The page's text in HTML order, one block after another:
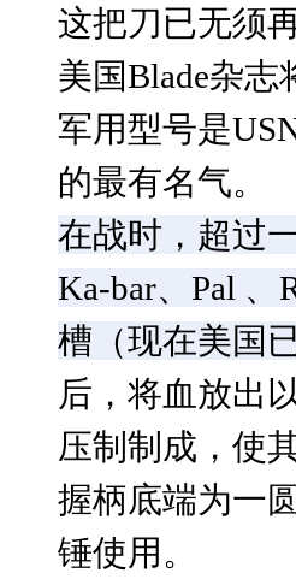
这把刀已无须
美国Blade杂
军用型号是
的最有名气。
在战时，超过
Ka-bar、Pal 、
槽（现在美国
后，将血放出
压制制成，使
握柄底端为一
锤使用。